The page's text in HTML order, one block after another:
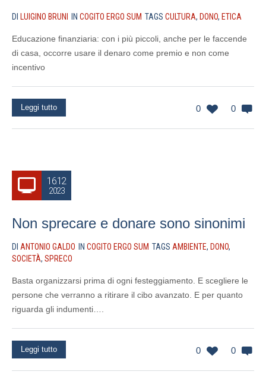
DI LUIGINO BRUNI IN COGITO ERGO SUM TAGS CULTURA, DONO, ETICA
Educazione finanziaria: con i più piccoli, anche per le faccende
di casa, occorre usare il denaro come premio e non come
incentivo
0 0
Leggi tutto
16.12
2023
Non sprecare e donare sono sinonimi
DI ANTONIO GALDO IN COGITO ERGO SUM TAGS AMBIENTE, DONO,
SOCIETÀ, SPRECO
Basta organizzarsi prima di ogni festeggiamento. E scegliere le
persone che verranno a ritirare il cibo avanzato. E per quanto
riguarda gli indumenti….
0 0
Leggi tutto